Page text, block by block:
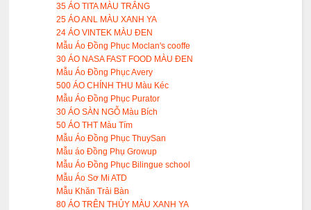
35 ÁO TITA MÀU TRẮNG
25 ÁO ANL MÀU XANH YA
24 ÁO VINTEK MÀU ĐEN
Mẫu Áo Đồng Phục Moclan's cooffe
30 ÁO NASA FAST FOOD MÀU ĐEN
Mẫu Áo Đồng Phục Avery
500 ÁO CHÍNH THU Màu Kéc
Mẫu Áo Đồng Phục Purator
30 ÁO SÀN NGỖ Màu Bích
50 ÁO THT Màu Tím
Mẫu Áo Đồng Phục ThuySan
Mẫu áo Đồng Phụ Growup
Mẫu Áo Đồng Phục Bilingue school
Mẫu Áo Sơ Mi ATD
Mẫu Khăn Trải Bàn
80 ÁO TRÊN THỦY MÀU XANH YA